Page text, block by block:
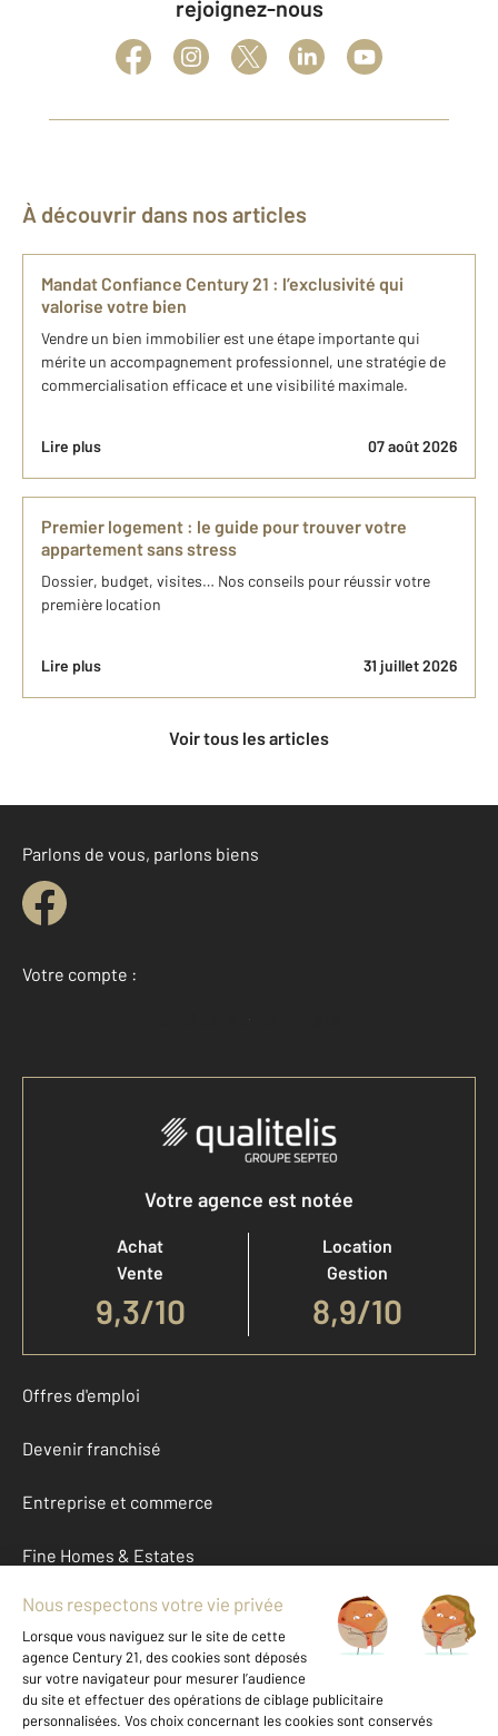
rejoignez-nous
À découvrir dans nos articles
Mandat Confiance Century 21 : l’exclusivité qui
valorise votre bien
Vendre un bien immobilier est une étape importante qui
mérite un accompagnement professionnel, une stratégie de
commercialisation efficace et une visibilité maximale.
Lire plus 07 août 2026
Premier logement : le guide pour trouver votre
appartement sans stress
Dossier, budget, visites… Nos conseils pour réussir votre
première location
Lire plus 31 juillet 2026
Voir tous les articles
Parlons de vous, parlons biens
Votre compte :
Accéder à mon compte
Votre agence est notée
Achat
Vente
9,3/10
Location
Gestion
8,9/10
Offres d'emploi
Devenir franchisé
Entreprise et commerce
Fine Homes & Estates
À propos
International
Nous contacter